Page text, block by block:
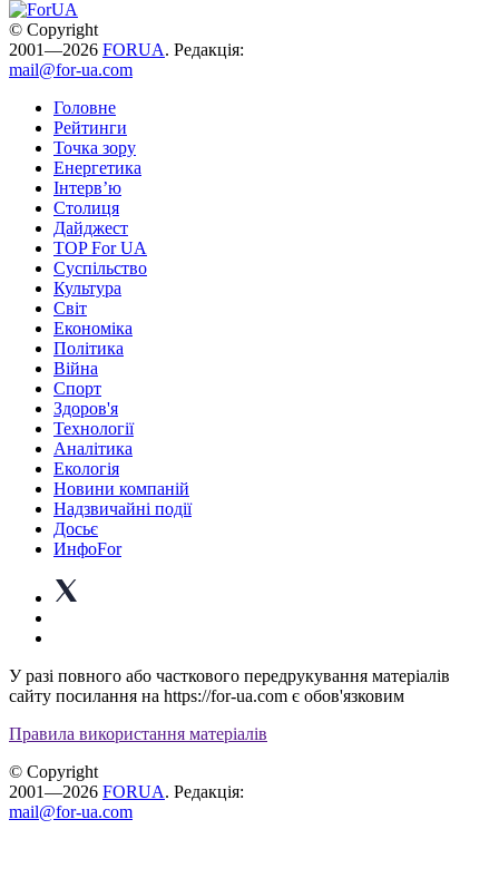
© Copyright
2001—2026 FORUA. Редакція:
mail@for-ua.com
Головне
Рейтинги
Точка зору
Енергетика
Інтерв’ю
Столиця
Дайджест
TOP For UA
Суспiльство
Культура
Світ
Економіка
Політика
Війна
Спорт
Здоров'я
Технології
Аналітика
Екологія
Новини компаній
Надзвичайні події
Досьє
ИнфоFor
У разі повного або часткового передрукування матеріалів
сайту посилання на https://for-ua.com є обов'язковим
Правила використання матеріалів
© Copyright
2001—2026 FORUA. Редакція:
mail@for-ua.com